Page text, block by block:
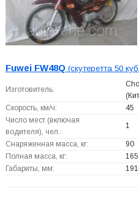
Fuwei FW48Q(скутеретта 50
Изготовитель:
Скорость, км/ч:
45
Число мест (включая
водителя), чел.:
1
Снаряженная масса, кг:
90
Полная масса, кг:
165
Габариты, мм: